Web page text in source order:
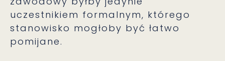
uczestnikiem formalnym, którego
stanowisko mogłoby być łatwo
pomijane.